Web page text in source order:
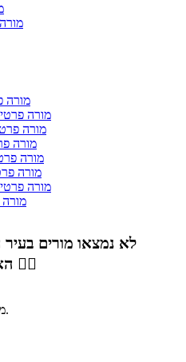
מורה
מורה
מורה
מורה
מורה
מורה
מורה
מורה
לא נמצאו מורים
הארץ 👇🏼